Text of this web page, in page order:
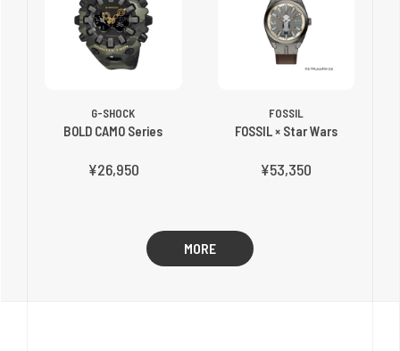
G-SHOCK
BOLD CAMO Series
¥26,950
FOSSIL
FOSSIL × Star Wars
¥53,350
MORE